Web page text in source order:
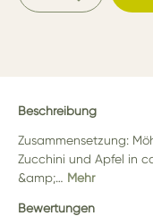
Beschreibung
Zusammensetzung:
Zucchini und Apfel in
&amp;… Mehr
Bewertungen